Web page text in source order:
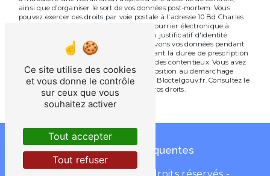
ainsi que d’organiser le sort de vos données post-mortem. Vous
pouvez exercer ces droits par voie postale à l'adresse 10 Bd Charles
de Gaulle, 31800 Saint-Gaudens ou par courrier électronique à
l'adresse contact@ambulancestgo.fr. Un justificatif d'identité
pourra vous être demandé. Nous conservons vos données pendant
la période de prise de contact puis pendant la durée de prescription
légale aux fins probatoires et de gestion des contentieux. Vous avez
le droit de vous inscrire sur la liste d'opposition au démarchage
téléphonique, disponible à cette adresse: Bloctel.gouv.fr . Consultez le
site cnil.fr pour plus d’informations sur vos droits.
Recherches fréquentes
Ce site utilise des cookies
et vous donne le contrôle
sur ceux que vous
souhaitez activer
Tout accepter
Tout refuser